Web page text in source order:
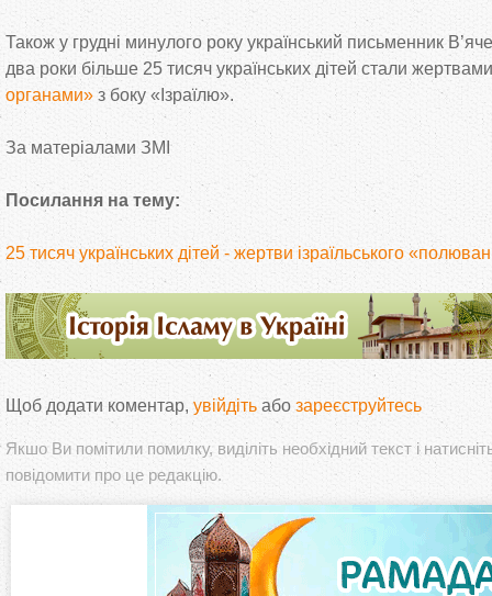
Також у грудні минулого року український письменник
два роки більше 25 тисяч українських дітей стали
органами» з боку «Ізраїлю».
За матеріалами ЗМІ
Посилання на тему:
25 тисяч українських дітей - жертви ізраїльського
Щоб додати коментар, увійдіть або зареєструйтесь
Якшо Ви помітили помилку, виділіть необхідний текст і
повідомити про це редакцію.